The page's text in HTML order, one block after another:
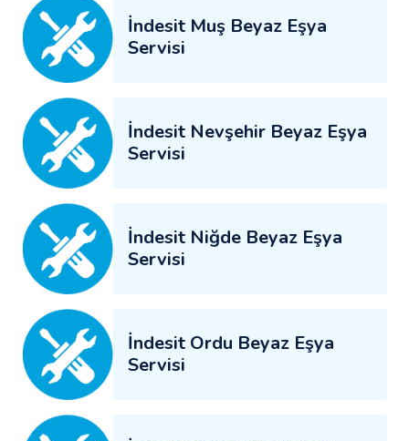
İndesit Muş Beyaz Eşya
Servisi
İndesit Nevşehir Beyaz Eşya
Servisi
İndesit Niğde Beyaz Eşya
Servisi
İndesit Ordu Beyaz Eşya
Servisi